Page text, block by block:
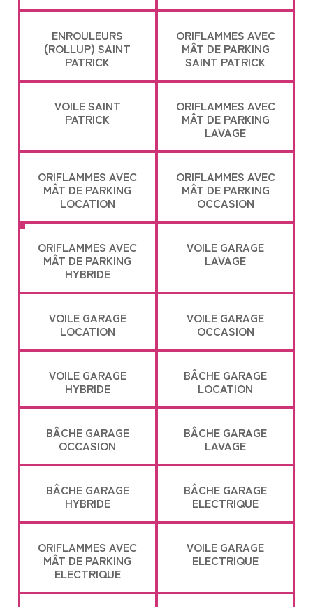
ENROULEURS
(ROLLUP) SAINT
PATRICK
ORIFLAMMES AVEC
MÂT DE PARKING
SAINT PATRICK
VOILE SAINT
PATRICK
ORIFLAMMES AVEC
MÂT DE PARKING
LAVAGE
ORIFLAMMES AVEC
MÂT DE PARKING
LOCATION
ORIFLAMMES AVEC
MÂT DE PARKING
OCCASION
ORIFLAMMES AVEC
MÂT DE PARKING
HYBRIDE
VOILE GARAGE
LAVAGE
VOILE GARAGE
LOCATION
VOILE GARAGE
OCCASION
VOILE GARAGE
HYBRIDE
BÂCHE GARAGE
LOCATION
BÂCHE GARAGE
OCCASION
BÂCHE GARAGE
LAVAGE
BÂCHE GARAGE
HYBRIDE
BÂCHE GARAGE
ELECTRIQUE
ORIFLAMMES AVEC
MÂT DE PARKING
ELECTRIQUE
VOILE GARAGE
ELECTRIQUE